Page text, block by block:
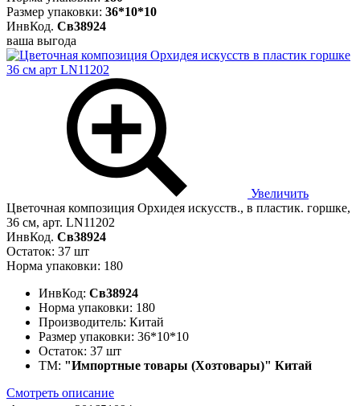
Размер упаковки: 36*10*10
ИнвКод. Св38924
ваша выгода
Увеличить
Цветочная композиция Орхидея искусств., в пластик. горшке,
36 см, арт. LN11202
ИнвКод. Св38924
Остаток: 37 шт
Норма упаковки: 180
ИнвКод: Св38924
Норма упаковки: 180
Производитель: Китай
Размер упаковки: 36*10*10
Остаток: 37 шт
ТМ: "Импортные товары (Хозтовары)" Китай
Смотреть описание